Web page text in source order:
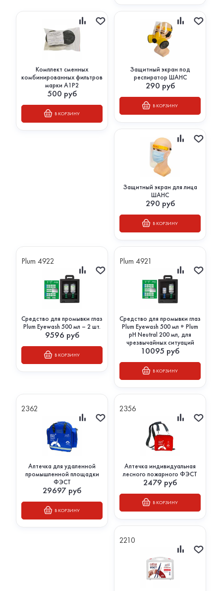
Комплект сменных
комбинированных фильтров
марки А1Р2
500 руб
В КОРЗИНУ
Защитный экран под
респиратор ШАНС
290 руб
В КОРЗИНУ
Защитный экран для лица
ШАНС
290 руб
В КОРЗИНУ
Plum 4922
Средство для промывки глаз
Plum Eyewash 500 мл – 2 шт.
9596 руб
В КОРЗИНУ
Plum 4921
Средство для промывки глаз
Plum Eyewash 500 мл + Plum
pH Neutral 200 мл, для
чрезвычайных ситуаций
10095 руб
В КОРЗИНУ
2362
Аптечка для удаленной
промышленной площадки
ФЭСТ
29697 руб
В КОРЗИНУ
2356
Аптечка индивидуальная
лесного пожарного ФЭСТ
2479 руб
В КОРЗИНУ
2210